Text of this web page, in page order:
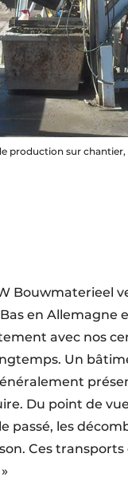
production sur
Bouwmaterieel
en Allemagne
avec nos
Un
Du point de
passé, les
Ces transports